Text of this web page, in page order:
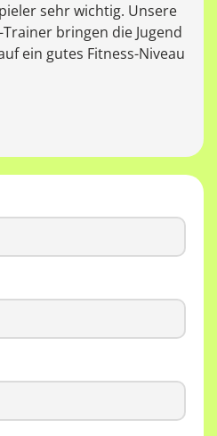
sehr wichtig. Unsere
bringen die Jugend
ein gutes Fitness-Niveau